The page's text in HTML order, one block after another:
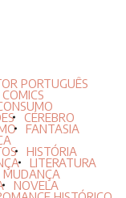
PORTUGUÊS
COMICS
CÉREBRO
FANTASIA
HISTÓRIA
LITERATURA
MUDANÇA
NOVELA